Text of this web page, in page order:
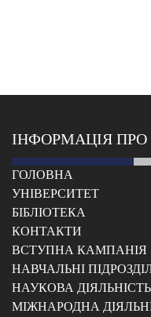
ІНФОРМАЦІЯ ПРО
ГОЛОВНА
УНІВЕРСИТЕТ
БІБЛІОТЕКА
КОНТАКТИ
ВСТУПНА КАМПАНІЯ
НАВЧАЛЬНІ
НАУКОВА ДІЯЛЬНІСТЬ
МІЖНАРОДНА